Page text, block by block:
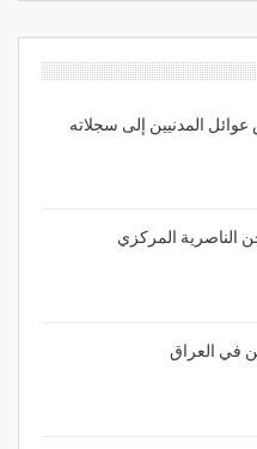
المدنيين إلى سجلاته
الناصرية المركزي
في العراق